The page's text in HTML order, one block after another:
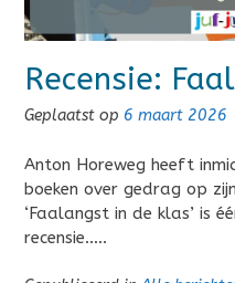
Recensie:
Geplaatst op 6 maart 2026
Anton Horeweg heeft
boeken over gedrag op
‘Faalangst in de klas’ is
recensie…..